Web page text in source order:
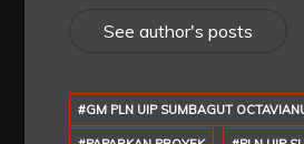
See author's posts
#GM PLN UIP SUMBAGUT